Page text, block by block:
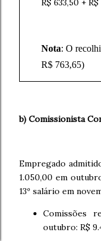
Nota: O
R$ 763,65)
b) Comissionista
Empregado
1.050,00 em
13º salário em
Comissões
outubro: R$